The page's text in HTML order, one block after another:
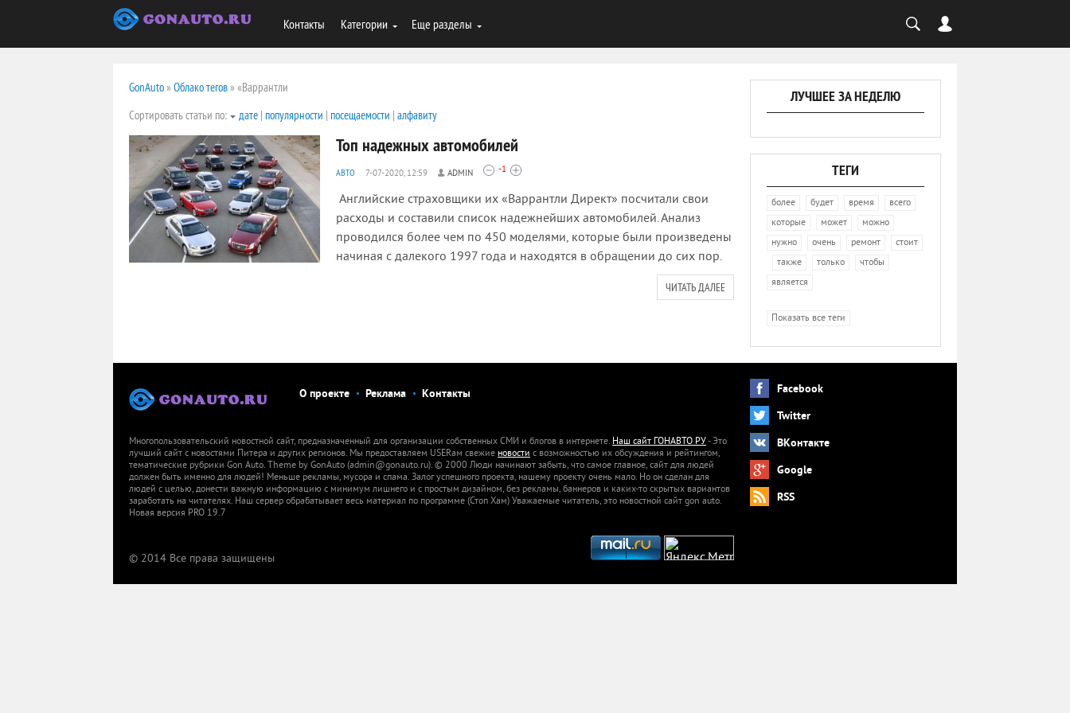
Контакты Категории Еще разделы
GonAuto» Облако тегов» «Варрантли
Сортировать статьи по:
дате | популярности | посещаемости | алфавиту
Топ надежных автомобилей
АВТО 7-07-2020, 12:59 ADMIN -1
Английские страховщики их «Варрантли Директ» посчитали свои
расходы и составили список надежнейших автомобилей. Анализ
проводился более чем по 450 моделями, которые были произведены
начиная с далекого 1997 года и находятся в обращении до сих пор.
ЧИТАТЬ ДАЛЕЕ
ЛУЧШЕЕ ЗА НЕДЕЛЮ
ТЕГИ
более будет время всего
которые может можно
нужно очень ремонт стоит
также только чтобы
является
Показать все теги
О проекте Реклама Контакты
Многопользовательский новостной сайт, предназначенный для организации собственных СМИ и блогов в интернете. Наш сайт ГОНАВТО РУ- Это
лучший сайт с новостями Питера и других регионов. Мы предоставляем USERам свежие новости с возможностью их обсуждения и рейтингом,
тематические рубрики Gon Auto. Theme by GonAuto (admin@gonauto.ru). © 2000 Люди начинают забыть, что самое главное, сайт для людей
должен быть именно для людей! Меньше рекламы, мусора и спама. Залог успешного проекта, нашему проекту очень мало. Но он сделан для
людей с целью, донести важную информацию с минимум лишнего и с простым дизайном, без рекламы, баннеров и каких-то скрытых вариантов
заработать на читателях. Наш сервер обрабатывает весь материал по программе (Стоп Хам) Уважаемые читатель, это новостной сайт gon auto.
Новая версия PRO 19.7
© 2014 Все права защищены
Facebook
Twitter
ВКонтакте
Google
RSS